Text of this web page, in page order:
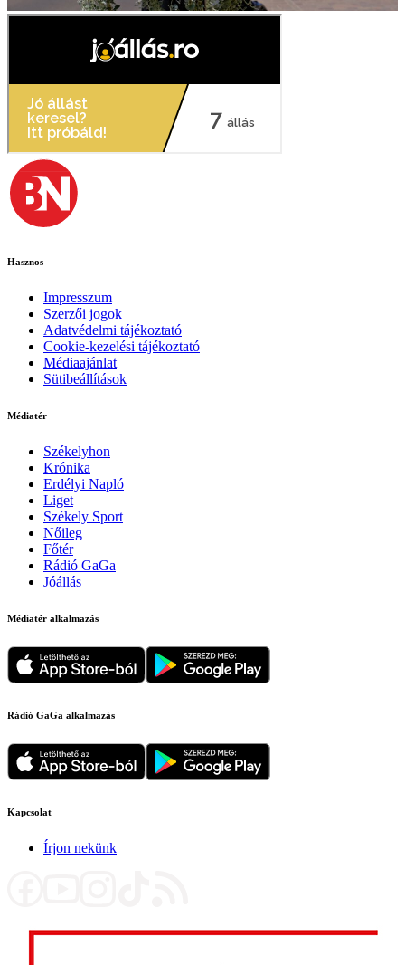
Hasznos
Impresszum
Szerzői jogok
Adatvédelmi tájékoztató
Cookie-kezelési tájékoztató
Médiaajánlat
Sütibeállítások
Médiatér
Székelyhon
Krónika
Erdélyi Napló
Liget
Székely Sport
Nőileg
Főtér
Rádió GaGa
Jóállás
Médiatér alkalmazás
Rádió GaGa alkalmazás
Kapcsolat
Írjon nekünk